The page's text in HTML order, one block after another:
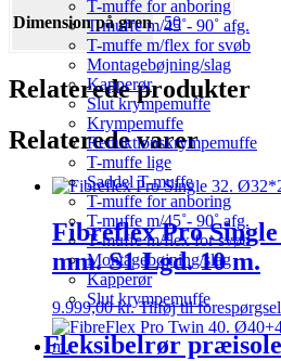
T-muffe for anboring
T-muffe m/45˚- 90˚ afg.
T-muffe m/flex for svøb
Montagebøjning/slag
Kapperør
Slut krympemuffe
Krympemuffe
Reduktionskrympemuffe
T-muffe lige
Saddel T-muffe
T-muffe for anboring
T-muffe m/45˚- 90˚ afg.
T-muffe m/flex for svøb
Montagebøjning/slag
Kapperør
Slut krympemuffe
Fleksibelrør
Dimension på gren 50
Relaterede produkter
Relaterede varer
Fibreflex Pro
mm. S1 Lgd. 10 m.
9.999,00kr. Tilføj til forespørgsel